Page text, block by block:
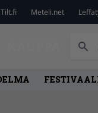
Tilt.fi Meteli.net